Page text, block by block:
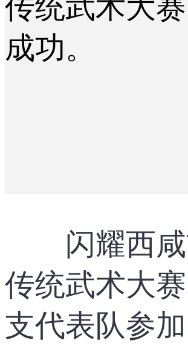
闪耀西咸
传统武术大
支代表队参